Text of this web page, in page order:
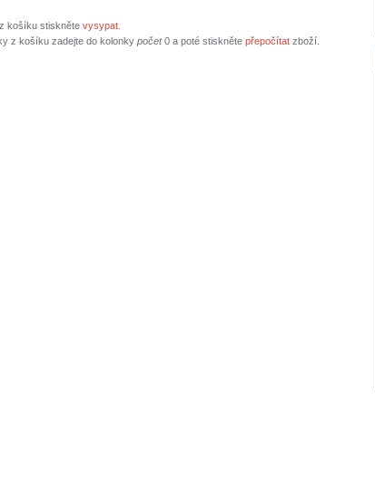
košíku stiskněte vysypat
z košíku zadejte do kolonky počet0 a poté stiskněte přepočítat zboží.